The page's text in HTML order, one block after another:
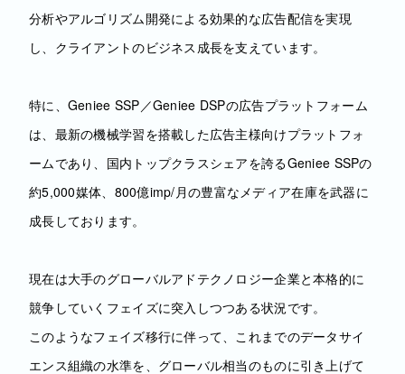
分析やアルゴリズム開発による効果的な広告配信を実現
し、クライアントのビジネス成長を支えています。
特に、Geniee SSP／Geniee DSPの広告プラットフォーム
は、最新の機械学習を搭載した広告主様向けプラットフォ
ームであり、国内トップクラスシェアを誇るGeniee SSPの
約5,000媒体、800億imp/月の豊富なメディア在庫を武器に
成長しております。
現在は大手のグローバルアドテクノロジー企業と本格的に
競争していくフェイズに突入しつつある状況です。
このようなフェイズ移行に伴って、これまでのデータサイ
エンス組織の水準を、グローバル相当のものに引き上げて